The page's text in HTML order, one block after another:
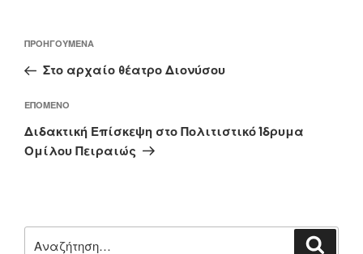
άρθρων
Προηγούμενο
άρθρο
ΠΡΟΗΓΟΎΜΕΝΑ
Στο αρχαίο θέατρο Διονύσου
Επόμενο
άρθρο
ΕΠΌΜΕΝΟ
Διδακτική Επίσκεψη στο Πολιτιστικό Ίδρυμα
Ομίλου Πειραιώς